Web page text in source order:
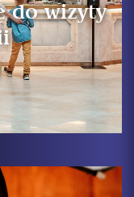
do wizyty